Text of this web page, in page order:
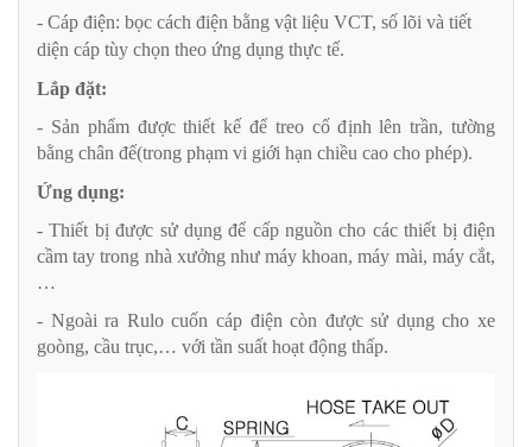
- Cáp điện: bọc cách điện bằng vật liệu VCT, số lõi và tiết
diện cáp tùy chọn theo ứng dụng thực tế.
Lắp đặt:
- Sản phẩm được thiết kế để treo cố định lên trần, tường
bằng chân đế(trong phạm vi giới hạn chiều cao cho phép).
Ứng dụng:
- Thiết bị được sử dụng để cấp nguồn cho các thiết bị điện
cầm tay trong nhà xưởng như máy khoan, máy mài, máy cắt,
…
- Ngoài ra Rulo cuốn cáp điện còn được sử dụng cho xe
goòng, cầu trục,… với tần suất hoạt động thấp.